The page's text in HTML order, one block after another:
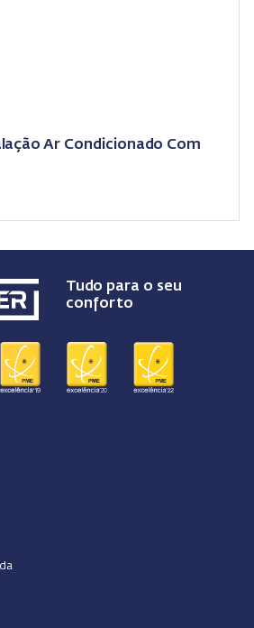
Ar Condicionado Com
Tudo para o seu
conforto